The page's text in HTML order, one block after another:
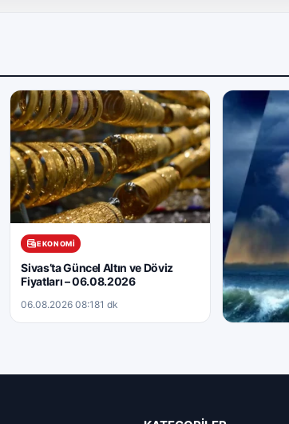
EKONOMI
Sivas’ta Güncel Altın ve Döviz
Fiyatları – 06.08.2026
06.08.2026 08:181 dk